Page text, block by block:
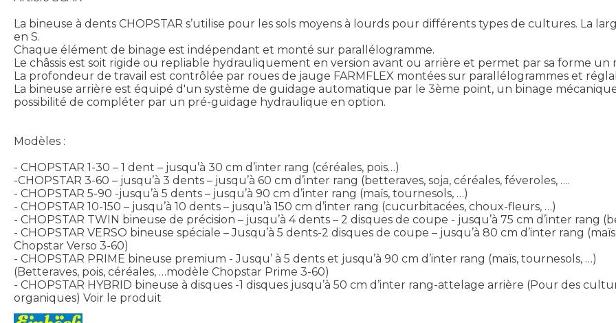
La bineuse à dents CHOPSTAR s’utilise pour les sols moyens à lourds pour différents types de cultures. La
en S.
Chaque élément de binage est indépendant et monté sur parallélogramme.
Le châssis est soit rigide ou repliable hydrauliquement en version avant ou arrière et permet par sa forme
La profondeur de travail est contrôlée par roues de jauge FARMFLEX montées sur parallélogrammes et
La bineuse arrière est équipé d'un système de guidage automatique par le 3ème point, un binage mécanique
possibilité de compléter par un pré-guidage hydraulique en option.
Modèles :
- CHOPSTAR 1-30 – 1 dent – jusqu’à 30 cm d’inter rang (céréales, pois…)
-CHOPSTAR 3-60 – jusqu’à 3 dents – jusqu’à 60 cm d’inter rang (betteraves, soja, céréales, féveroles, ….
- CHOPSTAR 5-90 -jusqu’à 5 dents – jusqu’à 90 cm d’inter rang (maïs, tournesols, …)
- CHOPSTAR 10-150 – jusqu’à 10 dents – jusqu’à 150 cm d’inter rang (cucurbitacées, choux-fleurs, …)
- CHOPSTAR TWIN bineuse de précision – jusqu’à 4 dents – 2 disques de coupe - jusqu’à 75 cm d’inter rang
- CHOPSTAR VERSO bineuse spéciale – Jusqu’à 5 dents-2 disques de coupe – jusqu’à 80 cm d’inter rang
Chopstar Verso 3-60)
- CHOPSTAR PRIME bineuse premium - Jusqu’ à 5 dents et jusqu’à 90 cm d’inter rang (maïs, tournesols, …)
(Betteraves, pois, céréales, …modèle Chopstar Prime 3-60)
- CHOPSTAR HYBRID bineuse à disques -1 disques jusqu’à 50 cm d’inter rang-attelage arrière (Pour des
organiques) Voir le produit